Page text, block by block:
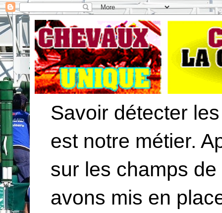
Savoir détecter
est notre métier.
sur les champs
avons mis en